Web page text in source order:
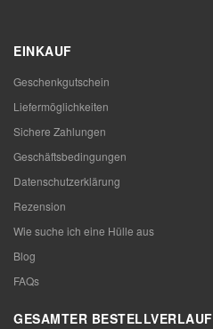
EINKAUF
Geschenkgutschein
Liefermöglichkeiten
Sichere Zahlungen
Geschäftsbedingungen
Datenschutzerklärung
Rezension
Wie suche ich eine Hülle aus
Blog
FAQs
GESAMTER BESTELLVERLAUF